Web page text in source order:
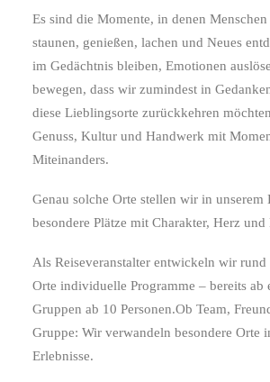
Es sind die Momente, in denen Menschen
staunen, genießen, lachen und Neues
im Gedächtnis bleiben, Emotionen
bewegen, dass wir zumindest in
diese Lieblingsorte zurückkehren
Genuss, Kultur und Handwerk mit
Miteinanders.
Genau solche Orte stellen wir in unserem
besondere Plätze mit Charakter, Herz
Als Reiseveranstalter entwickeln wir
Orte individuelle Programme – bereits ab
Gruppen ab 10 Personen.Ob Team,
Gruppe: Wir verwandeln besondere Orte
Erlebnisse.